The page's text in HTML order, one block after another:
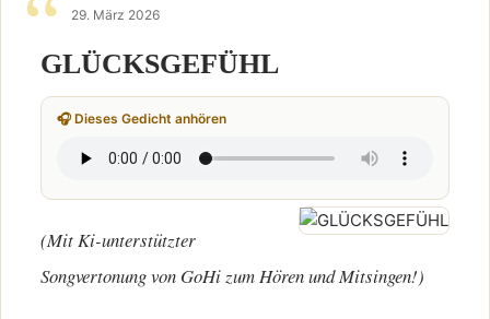
29. März 2026
GLÜCKSGEFÜHL
🎧 Dieses Gedicht anhören
(Mit Ki-unterstützter
Songvertonung von GoHi zum Hören und Mitsingen!)